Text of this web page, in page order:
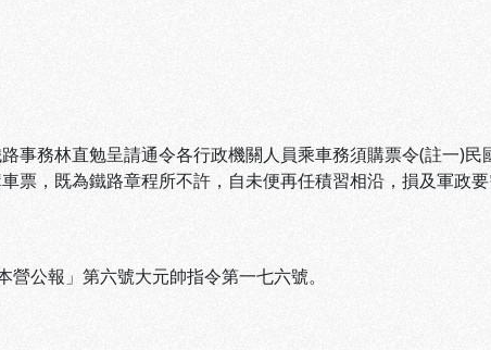
事務林直勉呈請通令各行政機關人員乘車務須購票令(註一)
票，既為鐵路章程所不許，自未便再任積習相沿，損及軍政
公報」第六號大元帥指令第一七六號。